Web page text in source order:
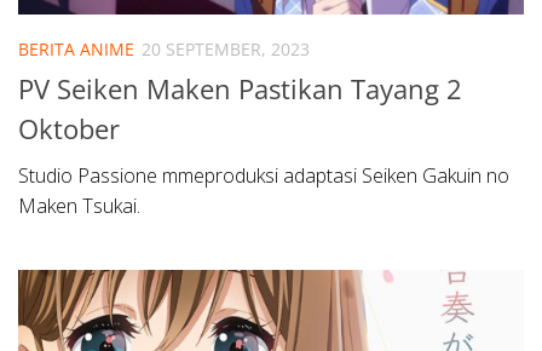
BERITA ANIME 20 SEPTEMBER, 2023
PV Seiken Maken Pastikan Tayang 2
Oktober
Studio Passione mmeproduksi adaptasi Seiken Gakuin no
Maken Tsukai.